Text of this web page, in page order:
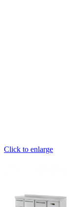
Click to enlarge